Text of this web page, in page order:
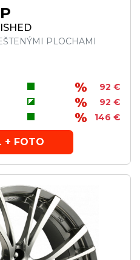
PLOCHAMI
92 €
92 €
146 €
+ FOTO